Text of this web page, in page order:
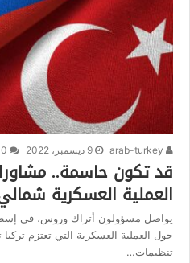
9 ديسمبر، 2022
قد تكون حاسمة..
العملية العسكرية
يواصل مسؤولون أتراك وروس، في
حول العملية العسكرية التي تعتزم
تنظيمات…